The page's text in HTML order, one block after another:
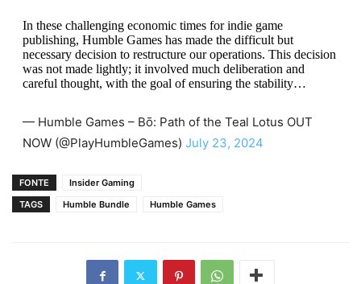
In these challenging economic times for indie game
publishing, Humble Games has made the difficult but
necessary decision to restructure our operations. This decision
was not made lightly; it involved much deliberation and
careful thought, with the goal of ensuring the stability…
— Humble Games – Bō: Path of the Teal Lotus OUT
NOW (@PlayHumbleGames) July 23, 2024
FONTE
Insider Gaming
TAGS
Humble Bundle Humble Games